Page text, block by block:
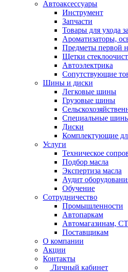
Автоаксессуары
Инструмент
Запчасти
Товары для ухода
Ароматизаторы,
Предметы первой
Щетки
Автоэлектрика
Сопутствующие
Шины и диски
Легковые шины
Грузовые шины
Специальные
Диски
Комплектующие
Услуги
Техническое
Подбор масла
Экспертиза масла
Аудит
Обучение
Сотрудничество
Промышленности
Автопаркам
Автомагазинам,
Поставщикам
О компании
Акции
Контакты
Личный кабинет